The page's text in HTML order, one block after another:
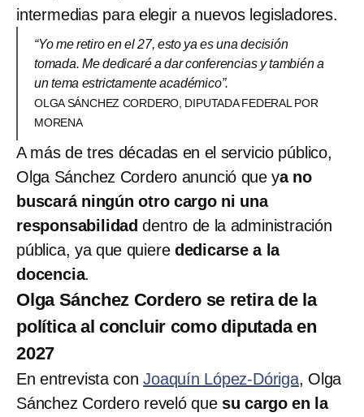
intermedias para elegir a nuevos legisladores.
“Yo me retiro en el 27, esto ya es una decisión
tomada. Me dedicaré a dar conferencias y también a
un tema estrictamente académico”.
OLGA SÁNCHEZ CORDERO, DIPUTADA FEDERAL POR
MORENA
A más de tres décadas en el servicio público,
Olga Sánchez Cordero anunció que ya no
buscará ningún otro cargo ni una
responsabilidaddentro de la administración
pública, ya que quierededicarse a la
docencia.
Olga Sánchez Cordero se retira de la
política al concluir como diputada en
2027
En entrevista conJoaquín López-Dóriga, Olga
Sánchez Cordero reveló que su cargo en la